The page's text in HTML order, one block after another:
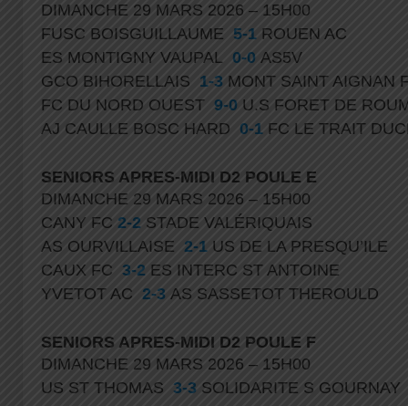
DIMANCHE 29 MARS 2026 – 15H00
FUSC BOISGUILLAUME 5-1 ROUEN AC
ES MONTIGNY VAUPAL 0-0 AS5V
GCO BIHORELLAIS 1-3 MONT SAINT AIGNAN
FC DU NORD OUEST 9-0 U.S FORET DE
AJ CAULLE BOSC HARD 0-1 FC LE TRAIT
SENIORS APRES-MIDI D2 POULE E
DIMANCHE 29 MARS 2026 – 15H00
CANY FC 2-2 STADE VALÉRIQUAIS
AS OURVILLAISE 2-1 US DE LA PRESQU’ILE
CAUX FC 3-2 ES INTERC ST ANTOINE
YVETOT AC 2-3 AS SASSETOT THEROULD
SENIORS APRES-MIDI D2 POULE F
DIMANCHE 29 MARS 2026 – 15H00
US ST THOMAS 3-3 SOLIDARITE S